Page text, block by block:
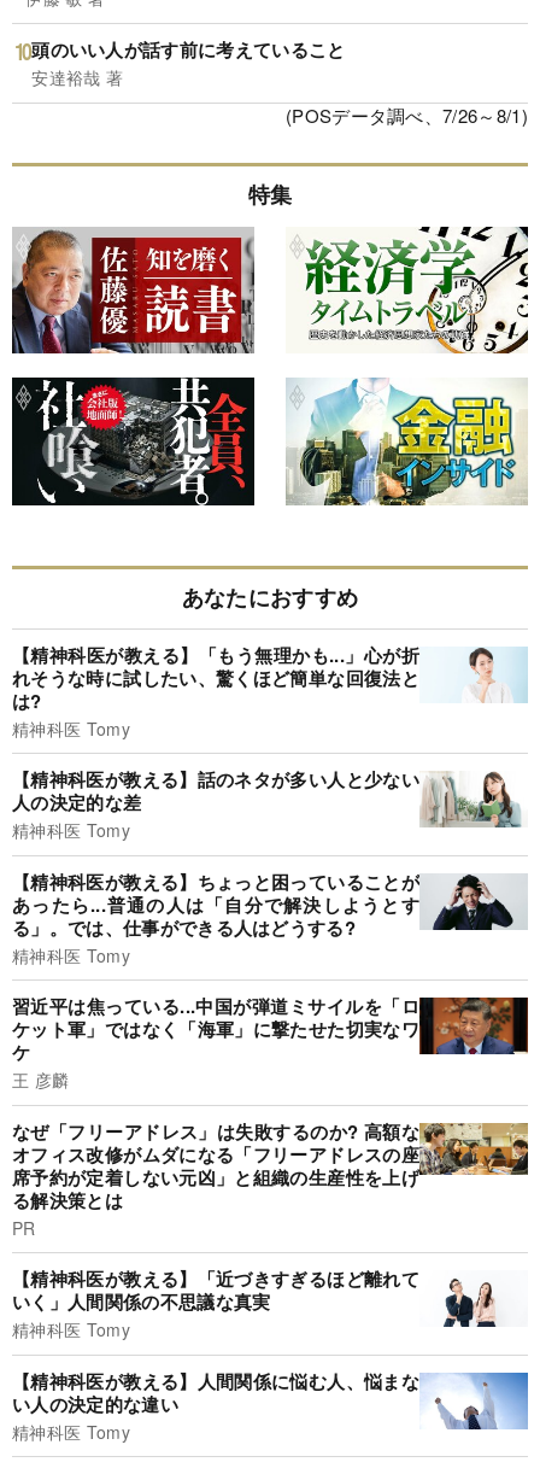
頭のいい人が話す前に考えていること
安達裕哉 著
(POSデータ調べ、7/26～8/1)
特集
あなたにおすすめ
【精神科医が教える】「もう無理かも...」心が折
れそうな時に試したい、驚くほど簡単な回復法と
は?
精神科医 Tomy
【精神科医が教える】話のネタが多い人と少ない
人の決定的な差
精神科医 Tomy
【精神科医が教える】ちょっと困っていることが
あったら...普通の人は「自分で解決しようとす
る」。では、仕事ができる人はどうする?
精神科医 Tomy
習近平は焦っている...中国が弾道ミサイルを「ロ
ケット軍」ではなく「海軍」に撃たせた切実なワ
ケ
王 彦麟
なぜ「フリーアドレス」は失敗するのか? 高額な
オフィス改修がムダになる「フリーアドレスの座
席予約が定着しない元凶」と組織の生産性を上げ
る解決策とは
PR
【精神科医が教える】「近づきすぎるほど離れて
いく」人間関係の不思議な真実
精神科医 Tomy
【精神科医が教える】人間関係に悩む人、悩まな
い人の決定的な違い
精神科医 Tomy